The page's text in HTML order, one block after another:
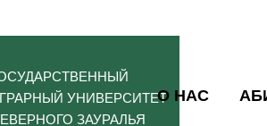
УНИВЕРСИТЕТ
ЗАУРАЛЬЯ
О НАС